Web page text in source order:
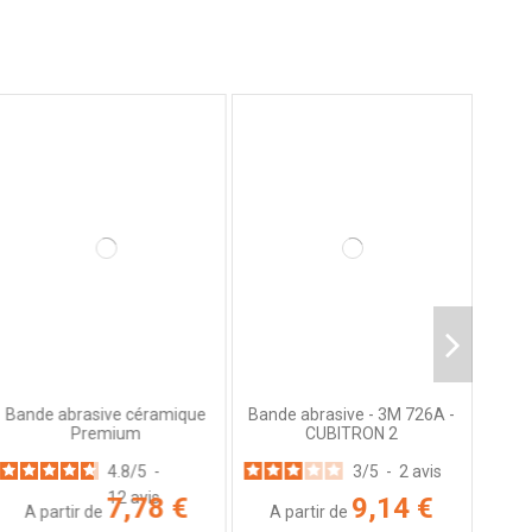
Bande abrasive céramique
Premium
4.8/5-
12avis
A partir de7,78 €
Bande abrasive - 3M 726A -
CUBITRON 2
3/5 - 2 avis
A partir de 9,14 €